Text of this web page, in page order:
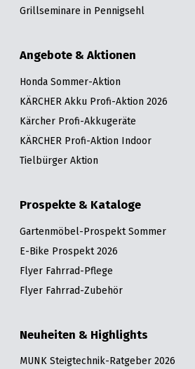
Grillseminare in Pennigsehl
Angebote & Aktionen
Honda Sommer-Aktion
KÄRCHER Akku Profi-Aktion 2026
Kärcher Profi-Akkugeräte
KÄRCHER Profi-Aktion Indoor
Tielbürger Aktion
Prospekte & Kataloge
Gartenmöbel-Prospekt Sommer
E-Bike Prospekt 2026
Flyer Fahrrad-Pflege
Flyer Fahrrad-Zubehör
Neuheiten & Highlights
MUNK Steigtechnik-Ratgeber 2026